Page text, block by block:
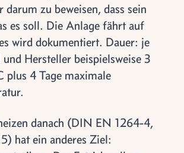
darum zu beweisen, dass sein
es soll. Die Anlage fährt auf
wird dokumentiert. Dauer: je
Hersteller beispielsweise 3
plus 4 Tage maximale
danach (DIN EN 1264-4,
hat ein anderes Ziel: